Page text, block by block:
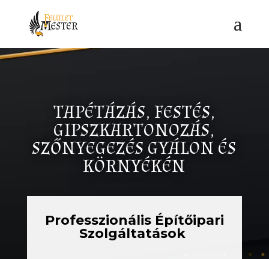
TAPÉTÁZÁS, FESTÉS,
GIPSZKARTONOZÁS,
SZŐNYEGEZÉS GYÁLON ÉS
KÖRNYÉKÉN
Professzionális Építőipari
Szolgáltatások